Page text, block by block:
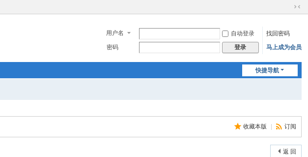
切
窄
版
用户名 自动登录
找回密码
密码
登录 马上成为会员
快捷导航
收藏本版 订阅
返 回